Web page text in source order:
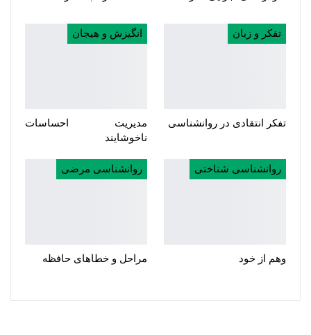
تفکر و زبان
تفکر انتقادی در روانشناسی
انگیزش و هیجان
مدیریت احساسات
ناخوشایند
روانشناسی شناختی
وهم از خود
روانشناسی مرضی
مراحل و خطاهای حافظه